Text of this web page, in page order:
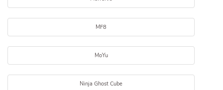
MF8
MoYu
Ninja Ghost Cube